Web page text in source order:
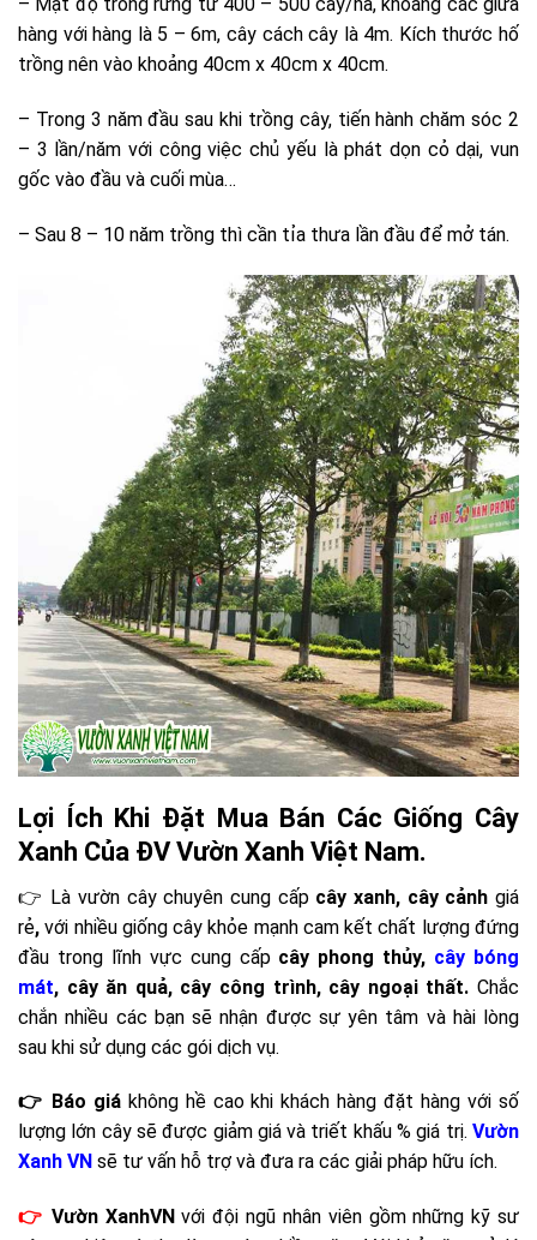
– Mật độ trồng rừng từ 400 – 500 cây/ha, khoảng các giữa
hàng với hàng là 5 – 6m, cây cách cây là 4m. Kích thước hố
trồng nên vào khoảng 40cm x 40cm x 40cm.
– Trong 3 năm đầu sau khi trồng cây, tiến hành chăm sóc 2
– 3 lần/năm với công việc chủ yếu là phát dọn cỏ dại, vun
gốc vào đầu và cuối mùa…
– Sau 8 – 10 năm trồng thì cần tỉa thưa lần đầu để mở tán.
Lợi Ích Khi Đặt Mua Bán Các Giống Cây
Xanh Của ĐV Vườn Xanh Việt Nam.
👉 Là vườn cây chuyên cung cấp cây xanh, cây cảnh giá
rẻ,với nhiều giống cây khỏe mạnh cam kết chất lượng đứng
đầu trong lĩnh vực cung cấpcây phong thủy, cây bóng
mát, cây ăn quả, cây công trình, cây ngoại thất. Chắc
chắn nhiều các bạn sẽ nhận được sự yên tâm và hài lòng
sau khi sử dụng các gói dịch vụ.
👉 Báo giá không hề cao khi khách hàng đặt hàng với số
lượng lớn cây sẽ được giảm giá và triết khấu % giá trị. Vườn
Xanh VN sẽ tư vấn hỗ trợ và đưa ra các giải pháp hữu ích.
👉 Vườn XanhVNvới đội ngũ nhân viên gồm những kỹ sư